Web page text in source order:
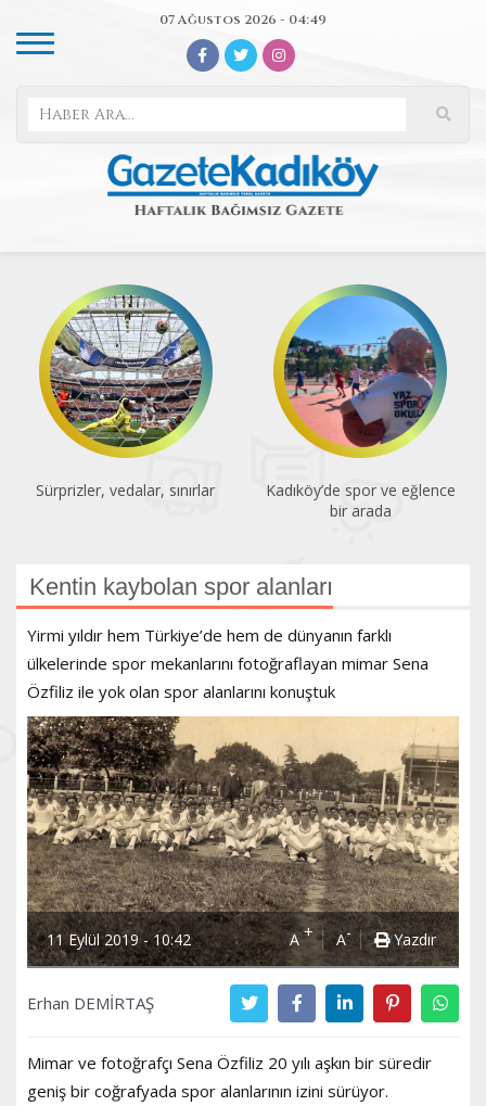
07 Ağustos 2026 - 04:49
Kadıköy’de spor ve eğlence
Acıbadem Yüzme Havuzu
yenilendi
Kentin kaybolan spor alanları
Yirmi yıldır hem Türkiye’de hem de dünyanın farklı
ülkelerinde spor mekanlarını fotoğraflayan mimar Sena
Özfiliz ile yok olan spor alanlarını konuştuk
11 Eylül 2019 - 10:42 A+ A- Yazdır
Erhan DEMİRTAŞ
Mimar ve fotoğrafçı Sena Özfiliz 20 yılı aşkın bir süredir
geniş bir coğrafyada spor alanlarının izini sürüyor.